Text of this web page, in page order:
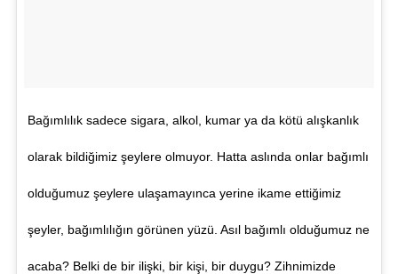
Bağımlılık sadece sigara, alkol, kumar ya da kötü alışkanlık
olarak bildiğimiz şeylere olmuyor. Hatta aslında onlar bağımlı
olduğumuz şeylere ulaşamayınca yerine ikame ettiğimiz
şeyler, bağımlılığın görünen yüzü. Asıl bağımlı olduğumuz ne
acaba? Belki de bir ilişki, bir kişi, bir duygu? Zihnimizde